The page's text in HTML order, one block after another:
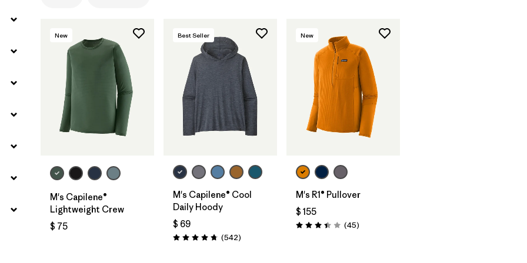
Materials & Fabric
New
M's Capilene®
Lightweight Crew
$ 75
Best Seller
M's Capilene® Cool
Daily Hoody
$ 69
Valoración: 4.8 / 5
(542Comentarios
)
New
M's R1® Pullover
$ 155
Valoración: 3.4 / 5
(45Comentarios
)